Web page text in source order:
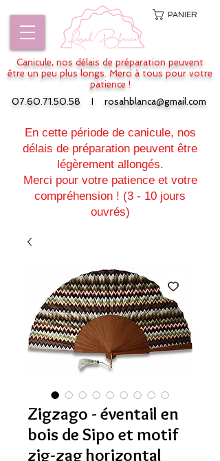
PANIER
Canicule, nos délais de préparation peuvent
être un peu plus longs. Merci à tous pour votre
patience !
07.60.71.50.58
rosahblanca@gmail.com
En cette période de canicule, nos
délais de préparation peuvent être
légèrement allongés.
Merci pour votre patience et votre
compréhension ! (3 - 10 jours
ouvrés)
Zigzago - éventail en
bois de Sipo et motif
zig-zag horizontal